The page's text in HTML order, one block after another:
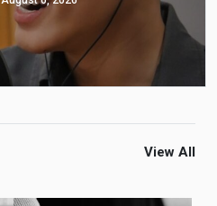
View All